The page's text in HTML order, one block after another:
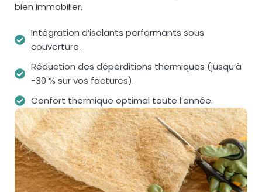
bien immobilier.
Intégration d’isolants performants sous
couverture.
Réduction des déperditions thermiques (jusqu’à
-30 % sur vos factures).
Confort thermique optimal toute l’année.